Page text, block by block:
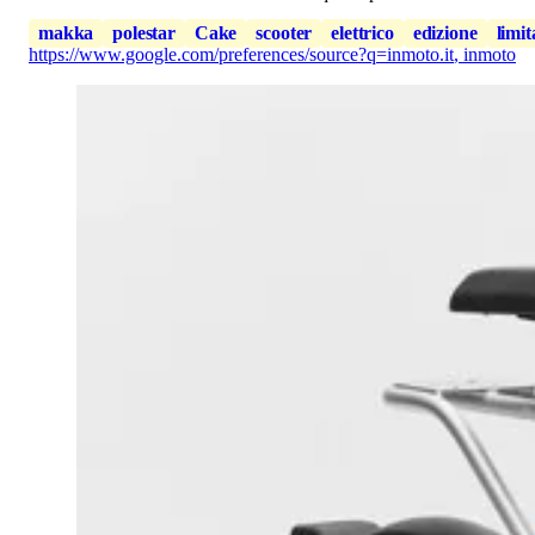
makka
polestar Cake scooter elettrico edizione
https://www.google.com/preferences/source?q=inmoto.it,inmoto